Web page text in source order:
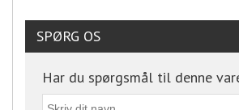
SPØRG OS
Har du spørgsmål til denne